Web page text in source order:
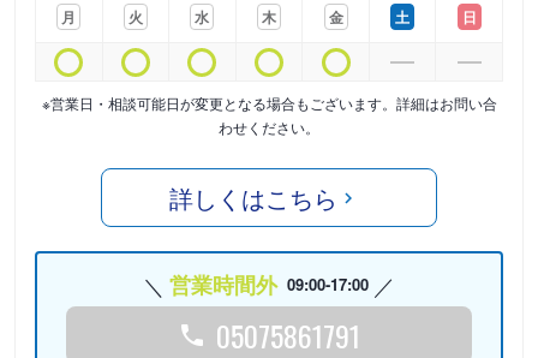
月
火
水
木
金
土
日
※営業日・相談可能日が変更となる場合もございます。詳細はお問い合
わせください。
詳しくはこちら
営業時間外 09:00-17:00
05075861791